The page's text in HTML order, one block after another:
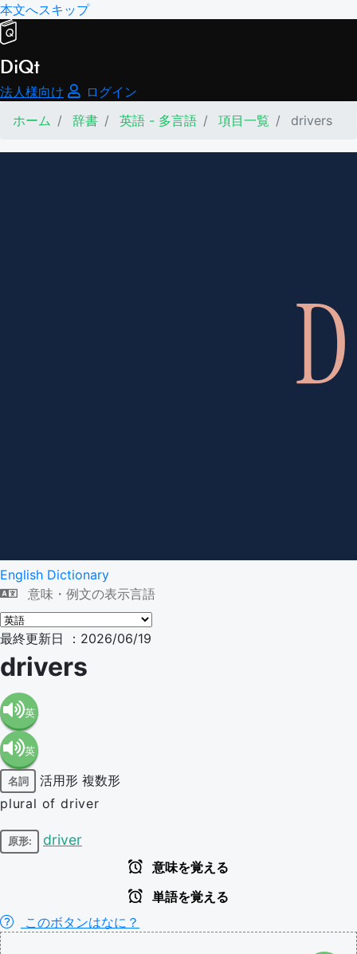
本文へスキップ
DiQt
法人様向け
ログイン
ホーム
辞書 英語 - 多言語 項目一覧 drivers
English Dictionary
意味・例文の表示言語
最終更新日 ：2026/06/19
drivers
英
語（米
国）
(en-US)
英
語（イ
ギリ
(en-GB)
名詞 活用形 複数形
plural of driver
原形: driver
意味を覚える
単語を覚える
このボタンはなに？